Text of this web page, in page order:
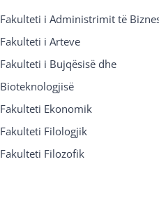
Fakulteti i Administrimit të
Fakulteti i Arteve
Fakulteti i Bujqësisë dhe
Bioteknologjisë
Fakulteti Ekonomik
Fakulteti Filologjik
Fakulteti Filozofik